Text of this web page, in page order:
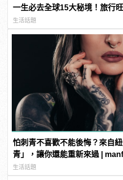
一生必去全球15大秘境！旅行
生活話題
怕刺青不喜歡不能後悔？來自
青」，讓你還能重新來過 |
生活話題